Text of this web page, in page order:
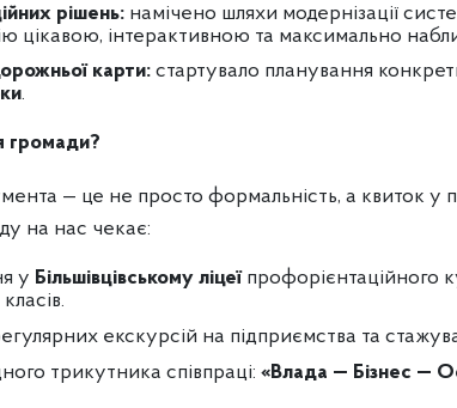
рішень:намічено шляхи модернізації
цікавою, інтерактивною та максимально
карти:стартувало планування
.
громади?
— це не просто формальність, а квиток у
на нас чекає:
у Більшівцівському ліцеїпрофорієнтаційного
екскурсій на підприємства та
трикутника співпраці: «Влада — Бізнес —